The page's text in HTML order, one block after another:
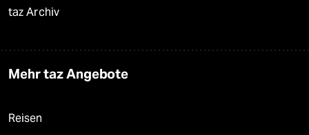
taz Archiv
Mehr taz Angebote
Reisen